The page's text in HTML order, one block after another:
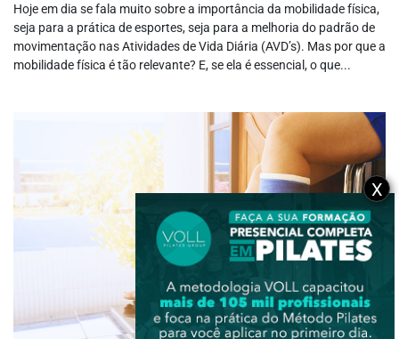
Hoje em dia se fala muito sobre a importância da mobilidade física,
seja para a prática de esportes, seja para a melhoria do padrão de
movimentação nas Atividades de Vida Diária (AVD’s). Mas por que a
mobilidade física é tão relevante? E, se ela é essencial, o que...
X